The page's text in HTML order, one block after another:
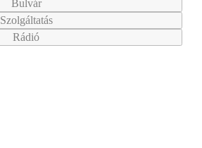
Bulvár
Szolgáltatás
Rádió